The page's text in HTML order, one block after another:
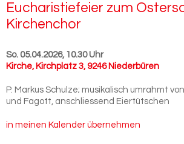
Eu­cha­ris­tie­fei­er zum
Kir­chen­chor
So. 05.04.2026, 10.30 Uhr
Kirche, Kirchplatz 3, 9246 Niederbüren
P. Markus Schulze; musikalisch umrahmt
und Fagott, anschliessend Eiertütschen
in meinen Kalender übernehmen